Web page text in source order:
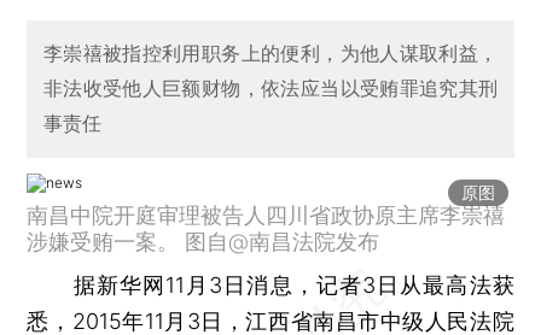
李崇禧被指控利用职务上的便利，为他人谋取利益，
非法收受他人巨额财物，依法应当以受贿罪追究其刑
事责任
原图
南昌中院开庭审理被告人四川省政协原主席李崇禧
涉嫌受贿一案。 图自@南昌法院发布
据新华网11月3日消息，记者3日从最高法获
悉，2015年11月3日，江西省南昌市中级人民法院